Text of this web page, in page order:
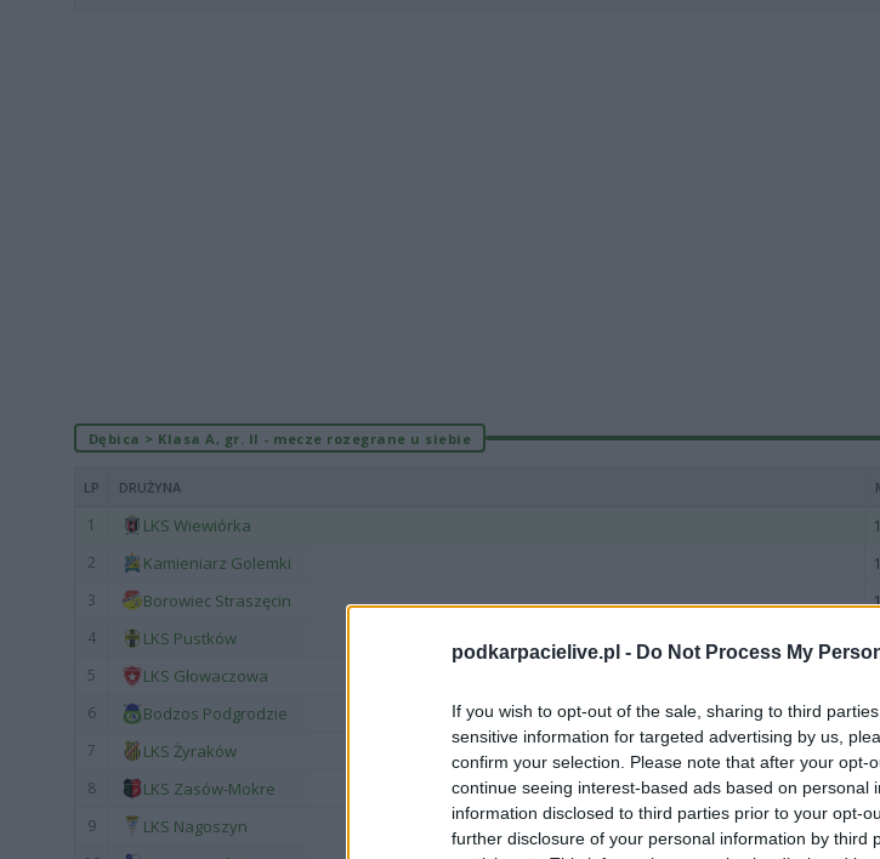
podkarpacielive.pl - Do Not Process My
If you wish to opt-out of the sale, sharing to third
sensitive information for targeted advertising by us,
confirm your selection. Please note that after your opt-
continue seeing interest-based ads based on personal
information disclosed to third parties prior to your opt-
further disclosure of your personal information by third
Dębica > Klasa A, gr. II - mecze rozegrane u siebie
LP DRUŻYNA
1 LKS Wiewiórka
2 Kamieniarz Golemki
3 Borowiec Straszęcin
4 LKS Pustków
5 LKS Głowaczowa
6 Bodzos Podgrodzie
7 LKS Żyraków
8 LKS Zasów-Mokre
9 LKS Nagoszyn